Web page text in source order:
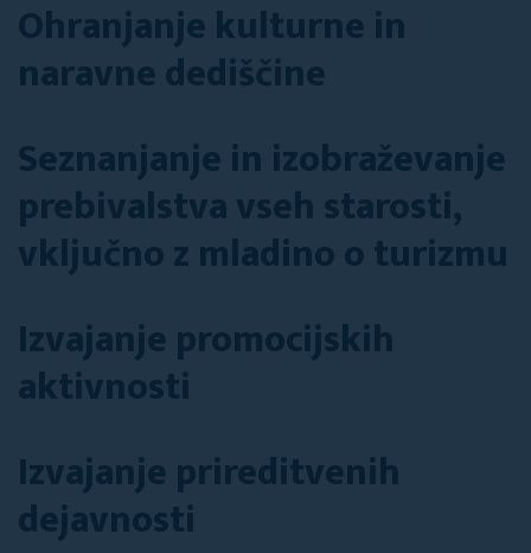
Ohranjanje kulturne in
naravne dediščine
Seznanjanje in izobraževanje
prebivalstva vseh starosti,
vključno z mladino o turizmu
Izvajanje promocijskih
aktivnosti
Izvajanje prireditvenih
dejavnosti